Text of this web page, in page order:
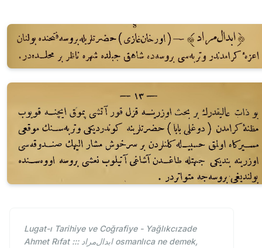
Lugat-ı Tarihiye ve Coğrafiye - Yağlıkcızade
Ahmet Rıfat ::: ابدال‌مراد osmanlıca ne demek,